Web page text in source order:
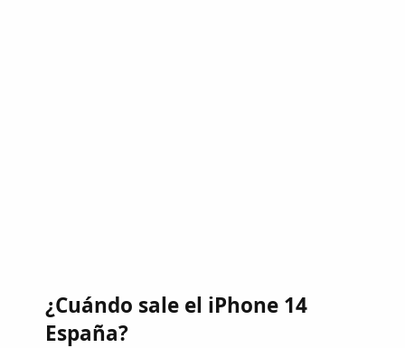
¿Cuándo sale el iPhone 14
España?